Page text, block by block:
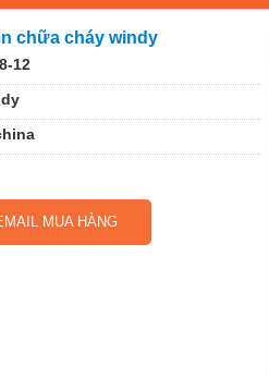
chữa cháy windy
12
MUA HÀNG